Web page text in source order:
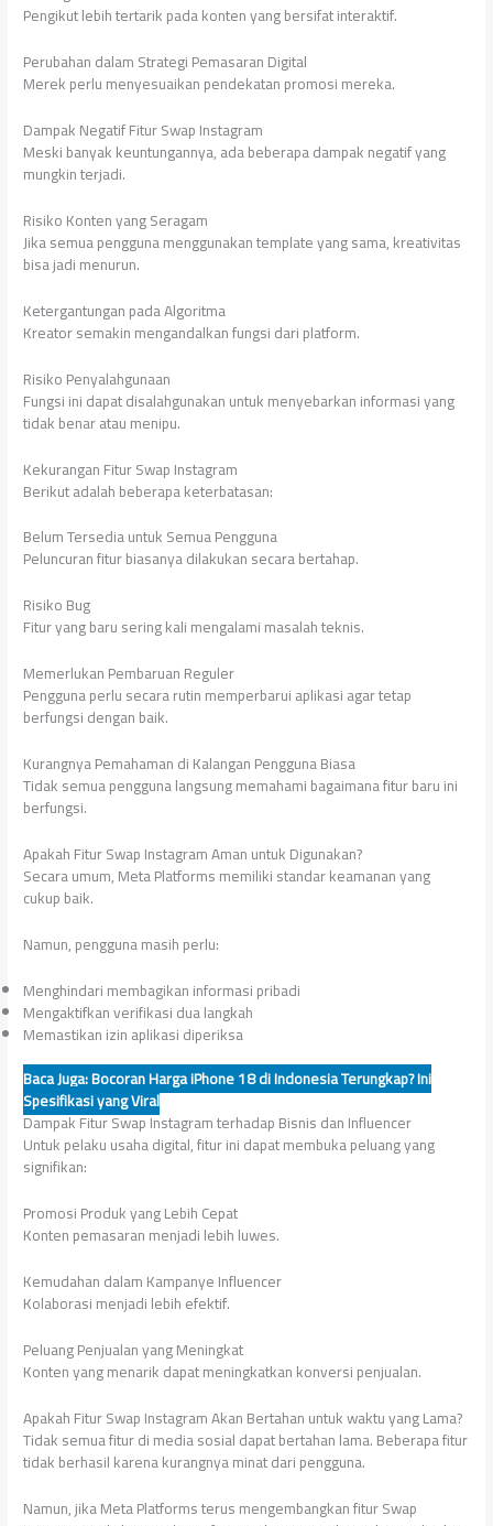
Pengikut lebih tertarik pada konten yang bersifat interaktif.
Perubahan dalam Strategi Pemasaran Digital
Merek perlu menyesuaikan pendekatan promosi mereka.
Dampak Negatif Fitur Swap Instagram
Meski banyak keuntungannya, ada beberapa dampak negatif yang
mungkin terjadi.
Risiko Konten yang Seragam
Jika semua pengguna menggunakan template yang sama, kreativitas
bisa jadi menurun.
Ketergantungan pada Algoritma
Kreator semakin mengandalkan fungsi dari platform.
Risiko Penyalahgunaan
Fungsi ini dapat disalahgunakan untuk menyebarkan informasi yang
tidak benar atau menipu.
Kekurangan Fitur Swap Instagram
Berikut adalah beberapa keterbatasan:
Belum Tersedia untuk Semua Pengguna
Peluncuran fitur biasanya dilakukan secara bertahap.
Risiko Bug
Fitur yang baru sering kali mengalami masalah teknis.
Memerlukan Pembaruan Reguler
Pengguna perlu secara rutin memperbarui aplikasi agar tetap
berfungsi dengan baik.
Kurangnya Pemahaman di Kalangan Pengguna Biasa
Tidak semua pengguna langsung memahami bagaimana fitur baru ini
berfungsi.
Apakah Fitur Swap Instagram Aman untuk Digunakan?
Secara umum, Meta Platforms memiliki standar keamanan yang
cukup baik.
Namun, pengguna masih perlu:
Menghindari membagikan informasi pribadi
Mengaktifkan verifikasi dua langkah
Memastikan izin aplikasi diperiksa
Baca Juga:Bocoran Harga iPhone 18 di Indonesia Terungkap? Ini
Spesifikasi yang Viral
Dampak Fitur Swap Instagram terhadap Bisnis dan Influencer
Untuk pelaku usaha digital, fitur ini dapat membuka peluang yang
signifikan:
Promosi Produk yang Lebih Cepat
Konten pemasaran menjadi lebih luwes.
Kemudahan dalam Kampanye Influencer
Kolaborasi menjadi lebih efektif.
Peluang Penjualan yang Meningkat
Konten yang menarik dapat meningkatkan konversi penjualan.
Apakah Fitur Swap Instagram Akan Bertahan untuk waktu yang Lama?
Tidak semua fitur di media sosial dapat bertahan lama. Beberapa fitur
tidak berhasil karena kurangnya minat dari pengguna.
Namun, jika Meta Platforms terus mengembangkan fitur Swap